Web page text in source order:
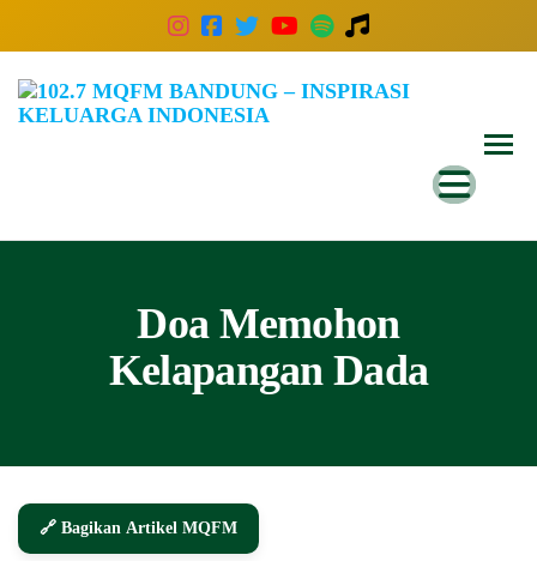
Doa Memohon
Kelapangan Dada
🔗 Bagikan Artikel MQFM